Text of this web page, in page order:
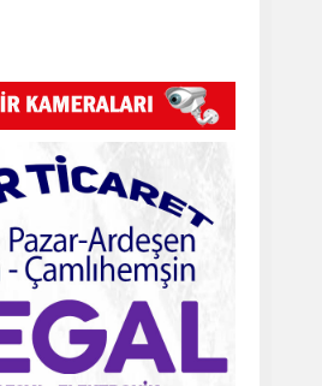
tesislerinde proje